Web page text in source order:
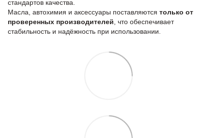
стандартов качества.
Масла, автохимия и аксессуары поставляются только от
проверенных производителей , что обеспечивает
стабильность и надёжность при использовании.